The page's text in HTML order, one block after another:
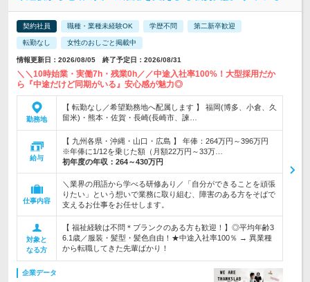
契約社員 職種・業種未経験OK 学歴不問 第二新卒歓迎
転勤なし 女性のおしごと掲載中
情報更新日：2026/08/05 終了予定日：2026/08/31
＼＼10時始業・実働7h・残業0h／／中途入社率100%！大型採用だか
ら『中途だけど同期がいる』安心感が魅力◎
勤務地
【 転勤なし／希望勤務地へ配属します 】 福岡(博多、小倉、久
留米)・熊本・佐賀・長崎(長崎市、諫…
給与
【 九州各県・沖縄・山口・広島 】 年俸：264万円～396万円
※年俸に1/12を乗じた額（月額22万円～33万…
初年度の年収： 264～430万円
仕事内容
＼業界の用語から学べる研修あり／「自分ができることを頑張
りたい」という想いで業務に取り組む、障害のある方をそばで
支えるお仕事をお任せします。
対象と
なる方
【 福祉経験は不問＊ブランクのある方も歓迎！】◎平均年齢3
6.1歳／服装・髪型・髪色自由！★中途入社率100％ → 異業種
から転職してきた先輩ばかり！
企業データ